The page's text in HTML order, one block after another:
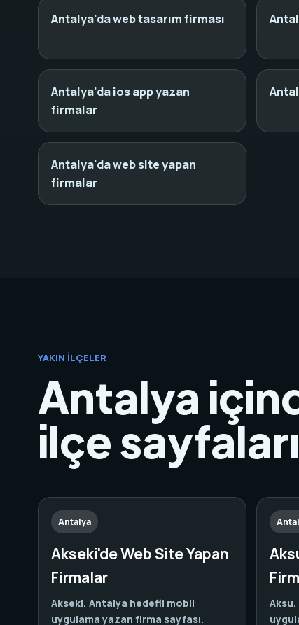
Antalya'da web tasarım firması
Antalya'da ios app yazan
firmalar
Antalya'da web site yapan
firmalar
YAKIN İLÇELER
Antalya
ilçe
Antalya
Akseki'de Web Site Yapan
Firmalar
Akseki, Antalya hedefli mobil
uygulama yazan firma sayfası.